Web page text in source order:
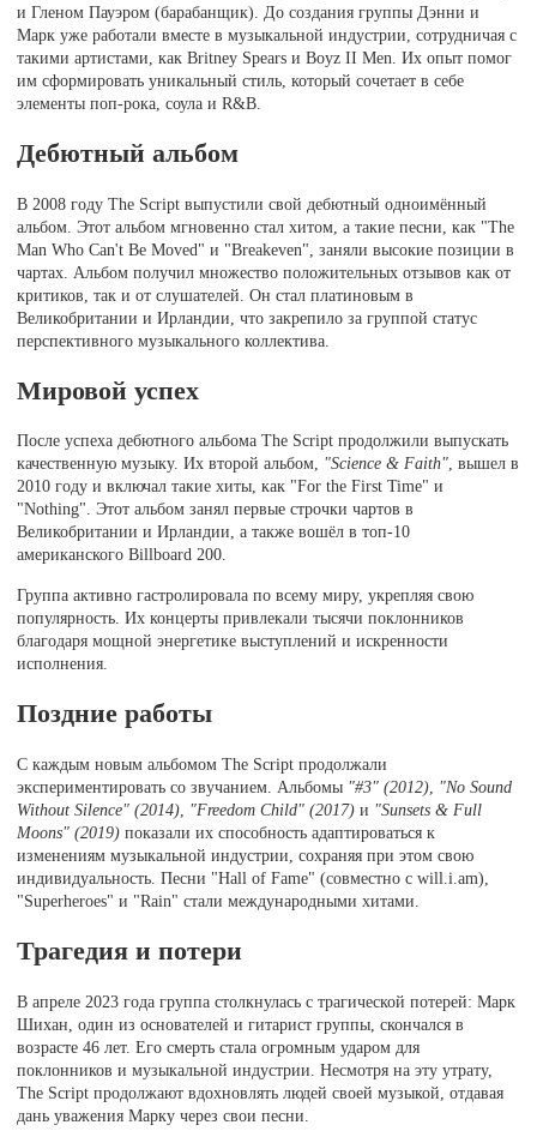
и Гленом Пауэром (барабанщик). До создания группы Дэнни и
Марк уже работали вместе в музыкальной индустрии, сотрудничая с
такими артистами, как Britney Spears и Boyz II Men. Их опыт помог
им сформировать уникальный стиль, который сочетает в себе
элементы поп-рока, соула и R&B.
Дебютный альбом
В 2008 году The Script выпустили свой дебютный одноимённый
альбом. Этот альбом мгновенно стал хитом, а такие песни, как "The
Man Who Can't Be Moved" и "Breakeven", заняли высокие позиции в
чартах. Альбом получил множество положительных отзывов как от
критиков, так и от слушателей. Он стал платиновым в
Великобритании и Ирландии, что закрепило за группой статус
перспективного музыкального коллектива.
Мировой успех
После успеха дебютного альбома The Script продолжили выпускать
качественную музыку. Их второй альбом, "Science & Faith", вышел в
2010 году и включал такие хиты, как "For the First Time" и
"Nothing". Этот альбом занял первые строчки чартов в
Великобритании и Ирландии, а также вошёл в топ-10
американского Billboard 200.
Группа активно гастролировала по всему миру, укрепляя свою
популярность. Их концерты привлекали тысячи поклонников
благодаря мощной энергетике выступлений и искренности
исполнения.
Поздние работы
С каждым новым альбомом The Script продолжали
экспериментировать со звучанием. Альбомы "#3" (2012) "No Sound
Without Silence" (2014) "Freedom Child" (2017) и "Sunsets & Full
Moons" (2019) показали их способность адаптироваться к
изменениям музыкальной индустрии, сохраняя при этом свою
индивидуальность. Песни "Hall of Fame" (совместно с will.i.am),
"Superheroes" и "Rain" стали международными хитами.
Трагедия и потери
В апреле 2023 года группа столкнулась с трагической потерей: Марк
Шихан, один из основателей и гитарист группы, скончался в
возрасте 46 лет. Его смерть стала огромным ударом для
поклонников и музыкальной индустрии. Несмотря на эту утрату,
The Script продолжают вдохновлять людей своей музыкой, отдавая
дань уважения Марку через свои песни.